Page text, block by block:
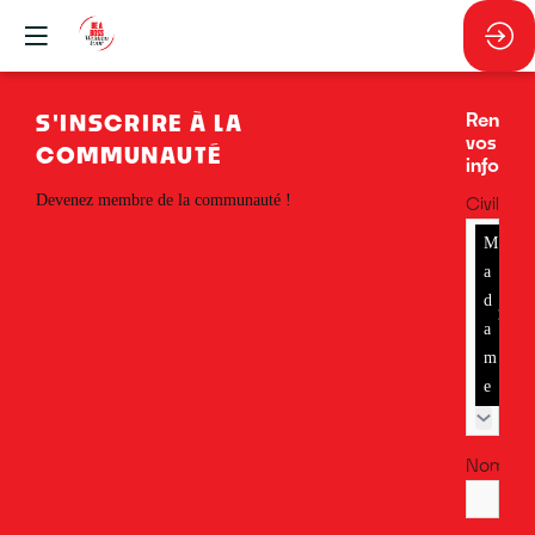
S'INSCRIRE À LA
COMMUNAUTÉ
Devenez membre de la communauté !
vos
Civilité
M
a
d
a
m
e
Nom